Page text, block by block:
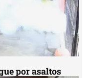
por asaltos